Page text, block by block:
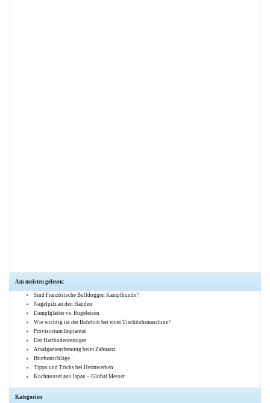
Am meisten gelesen:
Sind Französische Bulldoggen Kampfhunde?
Nagelpilz an den Händen
Dampfglätter vs. Bügeleisen
Wie wichtig ist der Bohrhub bei einer Tischbohrmaschine?
Provisorium Implantat
Der Hartbodenreiniger
Amalgamentfernung beim Zahnarzt
Briefumschläge
Tipps und Tricks bei Heimwerken
Kochmesser aus Japan – Global Messer
Kategorien